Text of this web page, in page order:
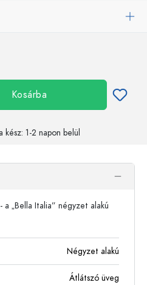
Kosárba
kész: 1-2 napon belül
a „Bella Italia” négyzet alakú
Négyzet alakú
Átlátszó üveg